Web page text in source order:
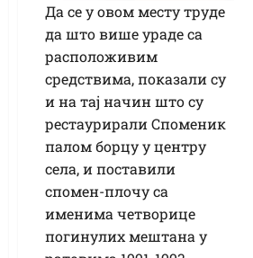
Да се у овом месту труде
да што више ураде са
расположивим
средствима, показали су
и на тај начин што су
рестаурирали Споменик
палом борцу у центру
села, и поставили
спомен-плочу са
именима четворице
погинулих мештана у